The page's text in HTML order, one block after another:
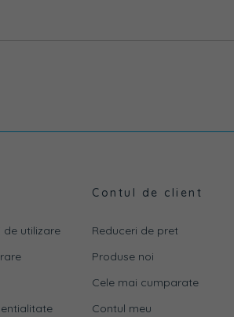
de utilizare
Contul de client
Reduceri de pret
Produse noi
Cele mai cumparate
Contul meu